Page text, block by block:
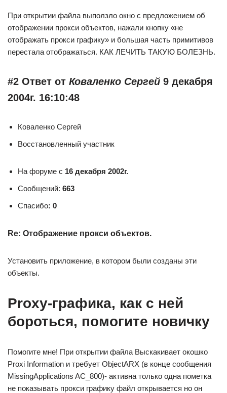
При открытии файла выползло окно с предложением об
отображении прокси объектов, нажали кнопку «не
отображать прокси графику» и большая часть примитивов
перестала отображаться. КАК ЛЕЧИТЬ ТАКУЮ БОЛЕЗНЬ.
#2 Ответ от Коваленко Сергей 9 декабря
2004г. 16:10:48
Коваленко Сергей
Восстановленный участник
На форуме с 16 декабря 2002г.
Сообщений: 663
Спасибо: 0
Re: Отображение прокси объектов.
Установить приложение, в котором были созданы эти
объекты.
Proxy-графика, как с ней
бороться, помогите новичку
Помогите мне! При открытии файла Выскакивает окошко
Proxi Information и требует ObjectARX (в конце сообщения
MissingApplications AC_800)- активна только одна пометка
не показывать прокси графику файл открывается но он